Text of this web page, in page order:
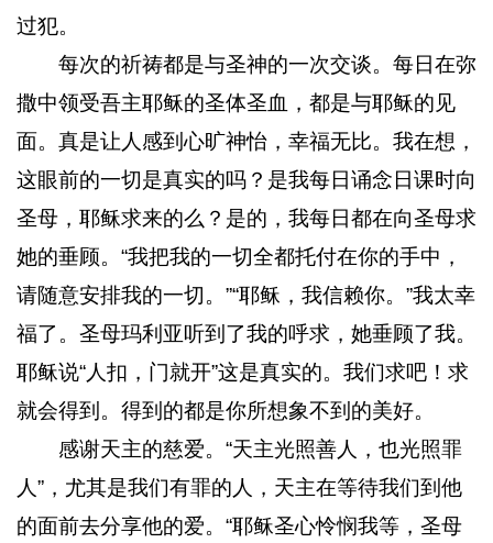
过犯。
每次的祈祷都是与圣神的一次交谈。每日在弥
撒中领受吾主耶稣的圣体圣血，都是与耶稣的见
面。真是让人感到心旷神怡，幸福无比。我在想，
这眼前的一切是真实的吗？是我每日诵念日课时向
圣母，耶稣求来的么？是的，我每日都在向圣母求
她的垂顾。“我把我的一切全都托付在你的手中，
请随意安排我的一切。”“耶稣，我信赖你。”我太幸
福了。圣母玛利亚听到了我的呼求，她垂顾了我。
耶稣说“人扣，门就开”这是真实的。我们求吧！求
就会得到。得到的都是你所想象不到的美好。
感谢天主的慈爱。“天主光照善人，也光照罪
人”，尤其是我们有罪的人，天主在等待我们到他
的面前去分享他的爱。“耶稣圣心怜悯我等，圣母